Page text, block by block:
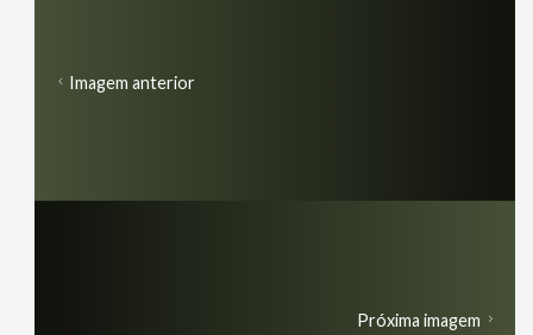
Imagem anterior
Próxima imagem